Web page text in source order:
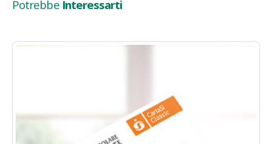
Potrebbe Interessarti